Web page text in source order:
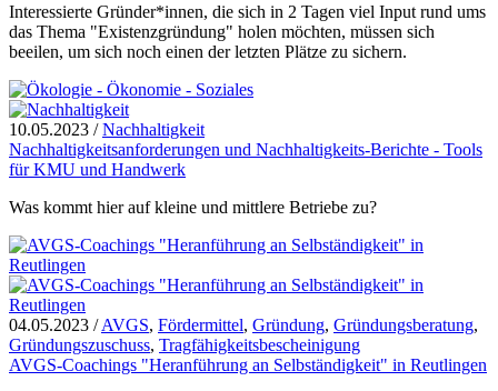
Interessierte Gründer*innen, die sich in 2 Tagen viel Input rund ums
das Thema "Existenzgründung" holen möchten, müssen sich
beeilen, um sich noch einen der letzten Plätze zu sichern.
10.05.2023 /Nachhaltigkeit
Nachhaltigkeitsanforderungen und Nachhaltigkeits-Berichte - Tools
für KMU und Handwerk
Was kommt hier auf kleine und mittlere Betriebe zu?
04.05.2023 /AVGS, Fördermittel, Gründung, Gründungsberatung,
Gründungszuschuss, Tragfähigkeitsbescheinigung
AVGS-Coachings "Heranführung an Selbständigkeit" in Reutlingen